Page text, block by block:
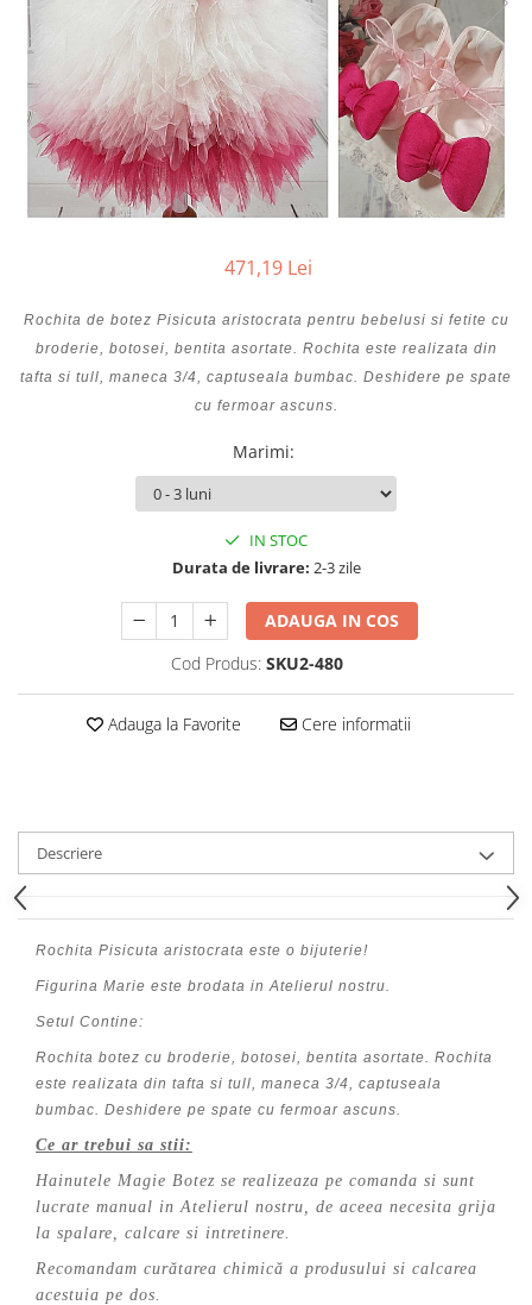
Cercei din aur dama
Cercei de aur lungi cu lant
Cercei din aur tortite
Cercei din aur alb
Cercei aur cu surub
471,19 Lei
Rochita de botez Pisicuta aristocrata pentru bebelusi si fetite cu
broderie, botosei, bentita asortate. Rochita este realizata din
tafta si tull, maneca 3/4, captuseala bumbac. Deshidere pe spate
cu fermoar ascuns.
Marimi:
IN STOC
Durata de livrare: 2-3 zile
ADAUGA IN COS
Cod Produs: SKU2-480
Adauga la Favorite Cere informatii
Descriere
Rochita Pisicuta aristocrata este o bijuterie!
Figurina Marie este brodata in Atelierul nostru.
Setul Contine:
Rochita botez cu broderie, botosei, bentita asortate. Rochita
este realizata din tafta si tull, maneca 3/4, captuseala
bumbac. Deshidere pe spate cu fermoar ascuns.
Ce ar trebui sa stii:
Hainutele Magie Botez se realizeaza pe comanda si sunt
lucrate manual in Atelierul nostru, de aceea necesita grija
la spalare, calcare si intretinere.
Recomandam curătarea chimică a produsului si calcarea
acestuia pe dos.